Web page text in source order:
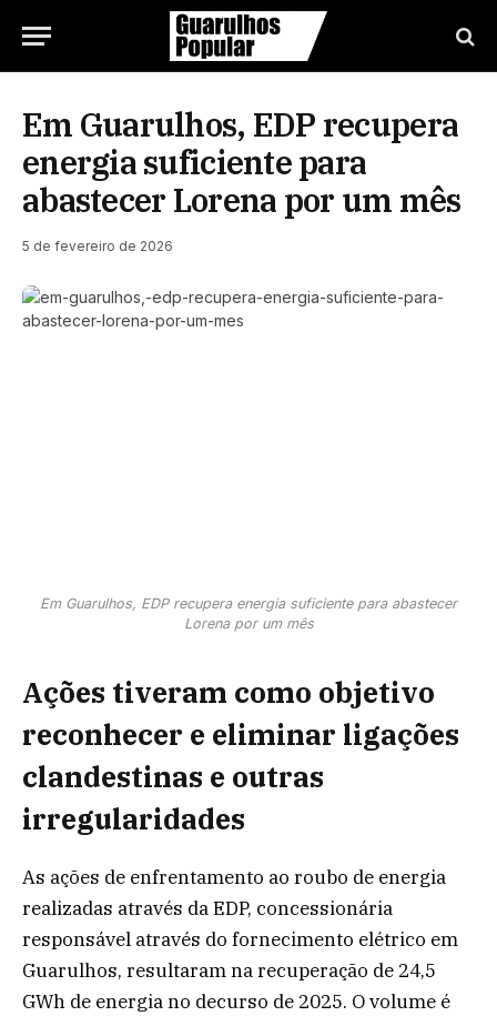
Em Guarulhos, EDP recupera
energia suficiente para
abastecer Lorena por um mês
5 de fevereiro de 2026
Em Guarulhos, EDP recupera energia suficiente para abastecer
Lorena por um mês
Ações tiveram como objetivo
reconhecer e eliminar ligações
clandestinas e outras
irregularidades
As ações de enfrentamento ao roubo de energia
realizadas através da EDP, concessionária
responsável através do fornecimento elétrico em
Guarulhos, resultaram na recuperação de 24,5
GWh de energia no decurso de 2025. O volume é